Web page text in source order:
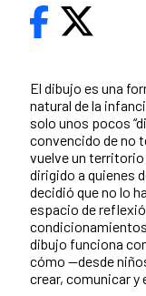
El dibujo es una
natural de la
solo unos pocos
convencido de no
vuelve un territorio
dirigido a quienes
decidió que no lo
espacio de
dibujo funciona
cómo —desde
crear, comunicar y